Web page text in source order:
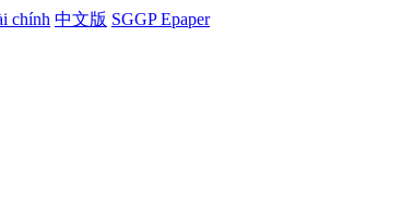
chính 中文版 SGGP Epaper